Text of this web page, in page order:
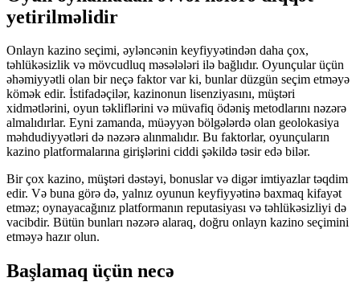
yetirilməlidir
Onlayn kazino seçimi, əyləncənin keyfiyyətindən daha çox,
təhlükəsizlik və mövcudluq məsələləri ilə bağlıdır. Oyunçular üçün
əhəmiyyətli olan bir neçə faktor var ki, bunlar düzgün seçim etməyə
kömək edir. İstifadəçilər, kazinonun lisenziyasını, müştəri
xidmətlərini, oyun təkliflərini və müvafiq ödəniş metodlarını nəzərə
almalıdırlar. Eyni zamanda, müəyyən bölgələrdə olan geolokasiya
məhdudiyyətləri də nəzərə alınmalıdır. Bu faktorlar, oyunçuların
kazino platformalarına girişlərini ciddi şəkildə təsir edə bilər.
Bir çox kazino, müştəri dəstəyi, bonuslar və digər imtiyazlar təqdim
edir. Və buna görə də, yalnız oyunun keyfiyyətinə baxmaq kifayət
etməz; oynayacağınız platformanın reputasiyası və təhlükəsizliyi də
vacibdir. Bütün bunları nəzərə alaraq, doğru onlayn kazino seçimini
etməyə hazır olun.
Başlamaq üçün necə